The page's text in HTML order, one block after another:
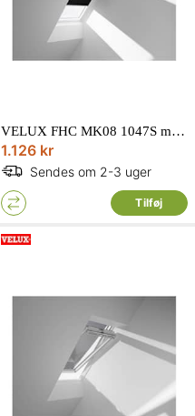
VELUX FHC MK08 1047S mørklæggende energigardin i sort
1.126 kr
Sendes om 2-3 uger
Tilføj